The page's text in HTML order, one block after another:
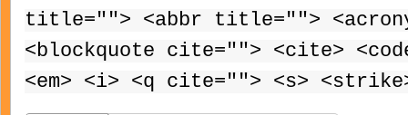
title=""> <abbr title="">
<blockquote cite=""> <cite>
<em> <i> <q cite=""> <s>